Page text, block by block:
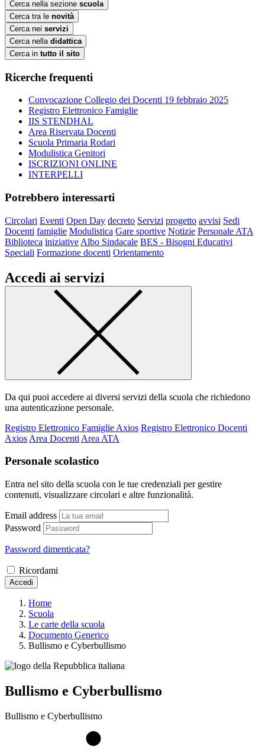
Cerca nella sezione scuola
Cerca tra le novità
Cerca nei servizi
Cerca nella didattica
Cerca in tutto il sito
Ricerche frequenti
Convocazione Collegio dei Docenti 19 febbraio 2025
Registro Elettronico Famiglie
IIS STENDHAL
Area Riservata Docenti
Scuola Primaria Rodari
Modulistica Genitori
ISCRIZIONI ONLINE
INTERPELLI
Potrebbero interessarti
Circolari Eventi Open Day decreto Servizi progetto avvisi Sedi
Docenti famiglie Modulistica Gare sportive Notizie Personale ATA
Biblioteca iniziative Albo Sindacale BES - Bisogni Educativi
Speciali Formazione docenti Orientamento
Accedi ai servizi
Da qui puoi accedere ai diversi servizi della scuola che richiedono
una autenticazione personale.
Registro Elettronico Famiglie Axios Registro Elettronico Docenti
Axios Area Docenti Area ATA
Personale scolastico
Entra nel sito della scuola con le tue credenziali per gestire
contenuti, visualizzare circolari e altre funzionalità.
Email address
Password
Password dimenticata?
Ricordami
Accedi
Home
Scuola
Le carte della scuola
Documento Generico
Bullismo e Cyberbullismo
Bullismo e Cyberbullismo
Bullismo e Cyberbullismo